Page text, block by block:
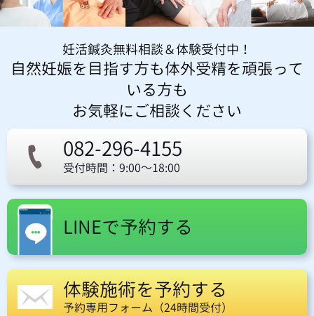
妊活鍼灸無料相談＆体験受付中！
自然妊娠を目指す方も体外受精を頑張って
いる方も
お気軽にご相談ください
082-296-4155
受付時間：9:00～18:00
LINEで予約する
体験施術を予約する
予約専用フォーム（24時間受付）